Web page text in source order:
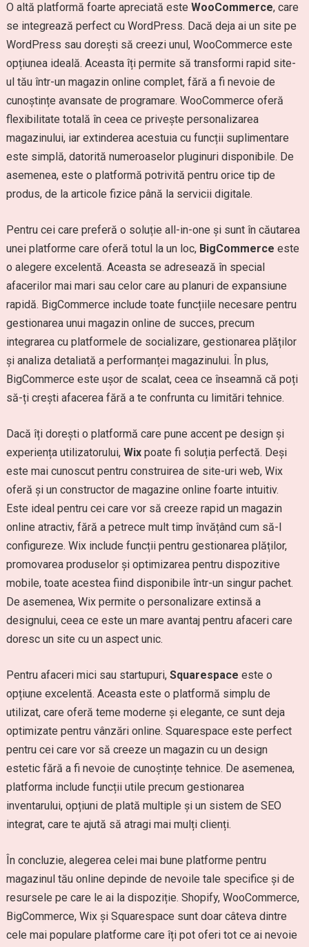
O altă platformă foarte apreciată este WooCommerce, care
se integrează perfect cu WordPress. Dacă deja ai un site pe
WordPress sau dorești să creezi unul, WooCommerce este
opțiunea ideală. Aceasta îți permite să transformi rapid site-
ul tău într-un magazin online complet, fără a fi nevoie de
cunoștințe avansate de programare. WooCommerce oferă
flexibilitate totală în ceea ce privește personalizarea
magazinului, iar extinderea acestuia cu funcții suplimentare
este simplă, datorită numeroaselor pluginuri disponibile. De
asemenea, este o platformă potrivită pentru orice tip de
produs, de la articole fizice până la servicii digitale.
Pentru cei care preferă o soluție all-in-one și sunt în căutarea
unei platforme care oferă totul la un loc, BigCommerce este
o alegere excelentă. Aceasta se adresează în special
afacerilor mai mari sau celor care au planuri de expansiune
rapidă. BigCommerce include toate funcțiile necesare pentru
gestionarea unui magazin online de succes, precum
integrarea cu platformele de socializare, gestionarea plăților
și analiza detaliată a performanței magazinului. În plus,
BigCommerce este ușor de scalat, ceea ce înseamnă că poți
să-ți crești afacerea fără a te confrunta cu limitări tehnice.
Dacă îți dorești o platformă care pune accent pe design și
experiența utilizatorului, Wixpoate fi soluția perfectă. Deși
este mai cunoscut pentru construirea de site-uri web, Wix
oferă și un constructor de magazine online foarte intuitiv.
Este ideal pentru cei care vor să creeze rapid un magazin
online atractiv, fără a petrece mult timp învățând cum să-l
configureze. Wix include funcții pentru gestionarea plăților,
promovarea produselor și optimizarea pentru dispozitive
mobile, toate acestea fiind disponibile într-un singur pachet.
De asemenea, Wix permite o personalizare extinsă a
designului, ceea ce este un mare avantaj pentru afaceri care
doresc un site cu un aspect unic.
Pentru afaceri mici sau startupuri, Squarespace este o
opțiune excelentă. Aceasta este o platformă simplu de
utilizat, care oferă teme moderne și elegante, ce sunt deja
optimizate pentru vânzări online. Squarespace este perfect
pentru cei care vor să creeze un magazin cu un design
estetic fără a fi nevoie de cunoștințe tehnice. De asemenea,
platforma include funcții utile precum gestionarea
inventarului, opțiuni de plată multiple și un sistem de SEO
integrat, care te ajută să atragi mai mulți clienți.
În concluzie, alegerea celei mai bune platforme pentru
magazinul tău online depinde de nevoile tale specifice și de
resursele pe care le ai la dispoziție. Shopify, WooCommerce,
BigCommerce, Wix și Squarespace sunt doar câteva dintre
cele mai populare platforme care îți pot oferi tot ce ai nevoie